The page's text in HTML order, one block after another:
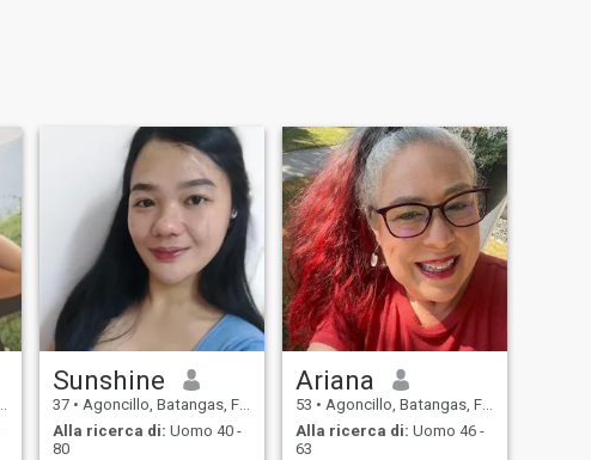
Sunshine
37 • Agoncillo, Batangas, Filippine
Alla ricerca di: Uomo 40 -
80
Ariana
53 • Agoncillo, Batangas, Filippine
Alla ricerca di: Uomo 46 -
63